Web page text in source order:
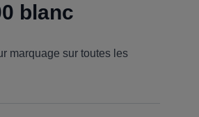
blanc
marquage sur toutes les